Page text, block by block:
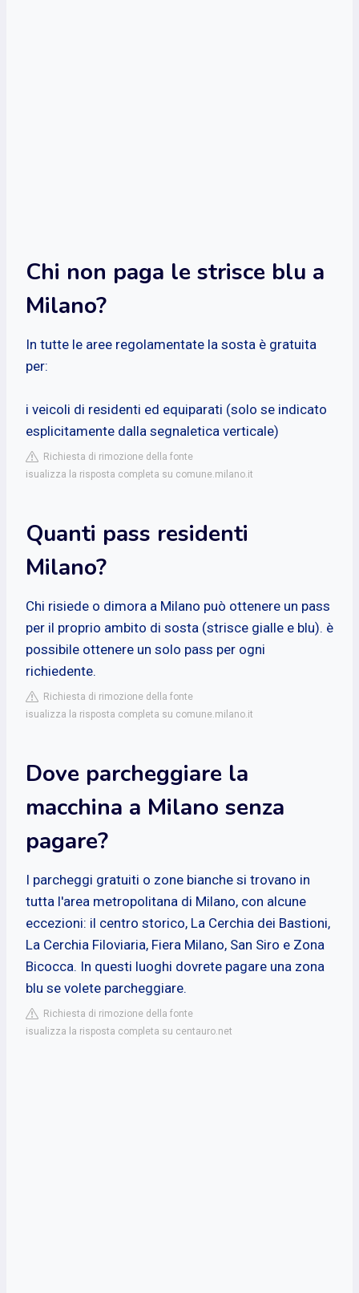
Chi non paga le strisce blu a
Milano?
In tutte le aree regolamentate la sosta è gratuita
per:
i veicoli di residenti ed equiparati (solo se indicato
esplicitamente dalla segnaletica verticale)
Richiesta di rimozione della fonte
isualizza la risposta completa su comune.milano.it
Quanti pass residenti
Milano?
Chi risiede o dimora a Milano può ottenere un pass
per il proprio ambito di sosta (strisce gialle e blu). è
possibile ottenere un solo pass per ogni
richiedente.
Richiesta di rimozione della fonte
isualizza la risposta completa su comune.milano.it
Dove parcheggiare la
macchina a Milano senza
pagare?
I parcheggi gratuiti o zone bianche si trovano in
tutta l'area metropolitana di Milano, con alcune
eccezioni: il centro storico, La Cerchia dei Bastioni,
La Cerchia Filoviaria, Fiera Milano, San Siro e Zona
Bicocca. In questi luoghi dovrete pagare una zona
blu se volete parcheggiare.
Richiesta di rimozione della fonte
isualizza la risposta completa su centauro.net